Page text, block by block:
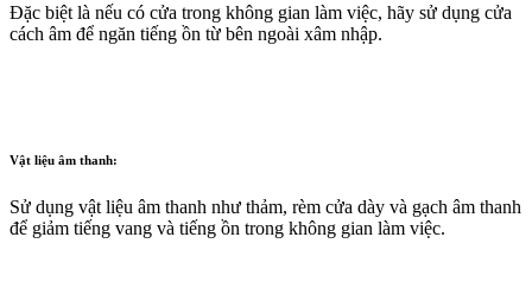
Đặc biệt là nếu có cửa trong không gian làm việc, hãy sử dụng cửa
cách âm để ngăn tiếng ồn từ bên ngoài xâm nhập.
Vật liệu âm thanh:
Sử dụng vật liệu âm thanh như thảm, rèm cửa dày và gạch âm thanh
để giảm tiếng vang và tiếng ồn trong không gian làm việc.